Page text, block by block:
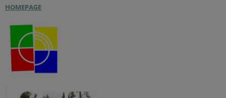
HOMEPAGE